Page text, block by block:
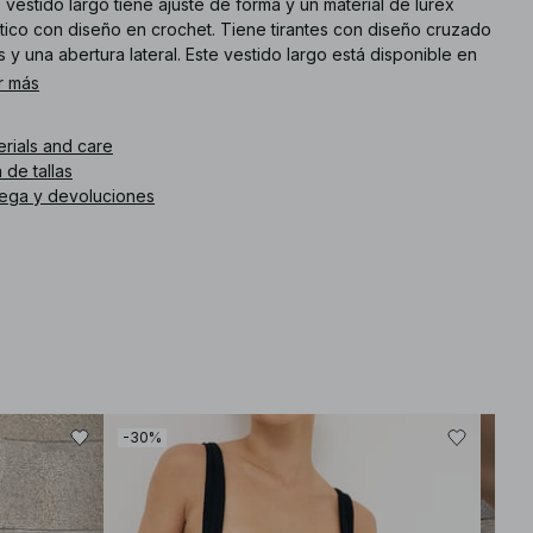
con diseño en crochet. Tiene tirantes con diseño cruzado
y una abertura lateral. Este vestido largo está disponible en
más
and care
de tallas
y devoluciones
-30%